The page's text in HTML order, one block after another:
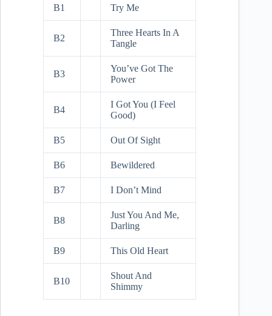
B1 Try Me
B2
Three Hearts In A
Tangle
B3
You’ve Got The
Power
B4
I Got You (I Feel
Good)
B5 Out Of Sight
B6 Bewildered
B7 I Don’t Mind
B8
Just You And Me,
Darling
B9 This Old Heart
B10
Shout And
Shimmy